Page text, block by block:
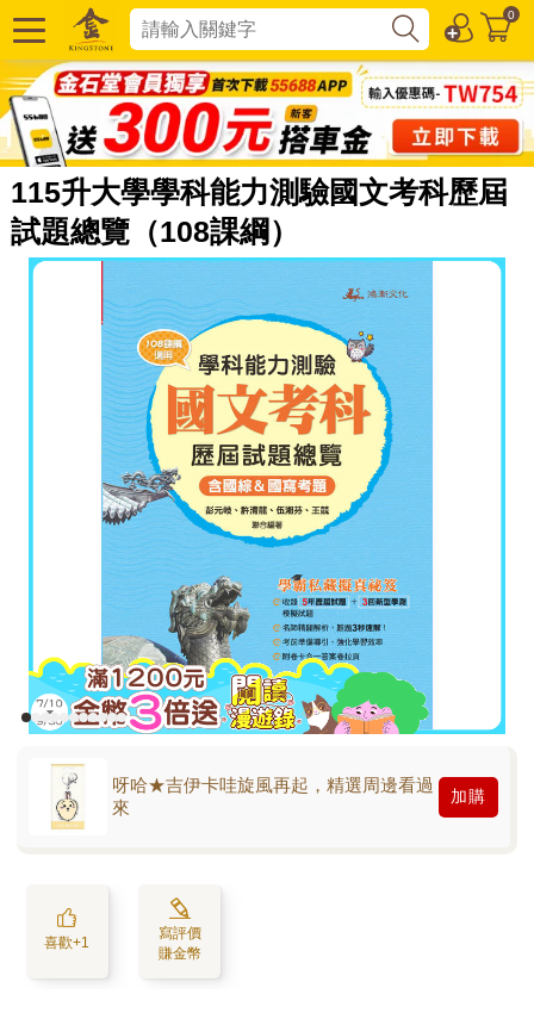
0
115升大學學科能力測驗國文考科歷屆
試題總覽（108課綱）
呀哈★吉伊卡哇旋風再起，精選周邊看過
來
加購
喜歡+1
寫評價
賺金幣